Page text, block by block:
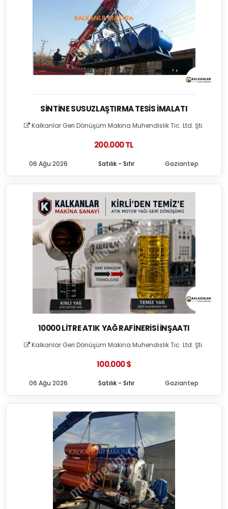
SINTINE SUSUZLAŞTIRMA TESIS İMALATI
Kalkanlar Geri Dönüşüm Makina Muhendislik Tic. Ltd. Şti.
200.000 TL
Satılık - Sıfır
06 Ağu 2026 Gaziantep
10000 LITRE ATIK YAĞ RAFINERISI İNŞAATI
Kalkanlar Geri Dönüşüm Makina Muhendislik Tic. Ltd. Şti.
100.000 $
Satılık - Sıfır
06 Ağu 2026 Gaziantep